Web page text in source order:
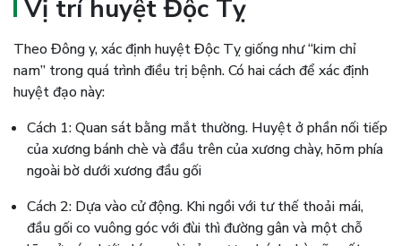
Vị trí huyệt Độc Tỵ
Theo Đông y, xác định huyệt Độc Tỵ giống như “kim chỉ
nam” trong quá trình điều trị bệnh. Có hai cách để xác định
huyệt đạo này:
Cách 1: Quan sát bằng mắt thường. Huyệt ở phần nối tiếp
của xương bánh chè và đầu trên của xương chày, hõm phía
ngoài bờ dưới xương đầu gối
Cách 2: Dựa vào cử động. Khi ngồi với tư thế thoải mái,
đầu gối co vuông góc với đùi thì đường gân và một chỗ